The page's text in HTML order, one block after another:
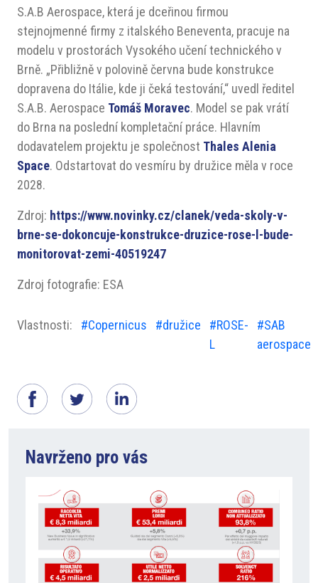
S.A.B Aerospace, která je dceřinou firmou
stejnojmenné firmy z italského Beneventa, pracuje na
modelu v prostorách Vysokého učení technického v
Brně. „Přibližně v polovině června bude konstrukce
dopravena do Itálie, kde ji čeká testování,“ uvedl ředitel
S.A.B. Aerospace Tomáš Moravec. Model se pak vrátí
do Brna na poslední kompletační práce. Hlavním
dodavatelem projektu je společnost Thales Alenia
Space. Odstartovat do vesmíru by družice měla v roce
2028.
Zdroj: https://www.novinky.cz/clanek/veda-skoly-v-
brne-se-dokoncuje-konstrukce-druzice-rose-l-bude-
monitorovat-zemi-40519247
Zdroj fotografie: ESA
Vlastnosti: #Copernicus #družice
#ROSE-
L
#SAB
aerospace
Navrženo pro vás